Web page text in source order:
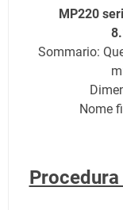
MP220
Sommario:
Nome